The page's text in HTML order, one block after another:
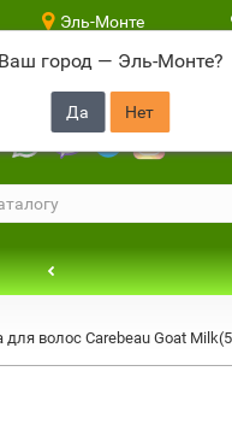
Эль-Монте
Ваш город — Эль-Монте?
917 646 65 48
для волос Carebeau Goat